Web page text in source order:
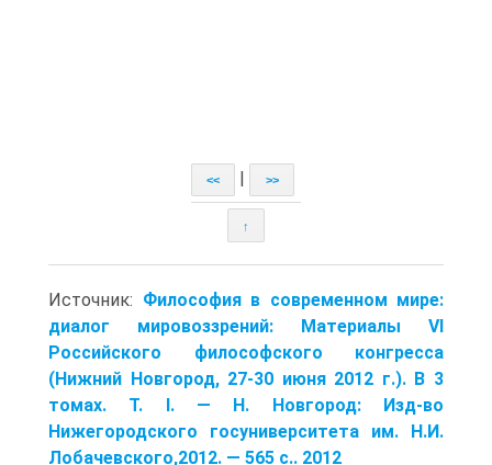
<< >>
↑
Источник: Философия в современном мире:
диалог мировоззрений: Материалы VI
Российского философского конгресса
(Нижний Новгород, 27-30 июня 2012 г.). В 3
томах. Т. I. — Н. Новгород: Изд-во
Нижегородского госуниверситета им. Н.И.
Лобачевского,2012. — 565 с.. 2012